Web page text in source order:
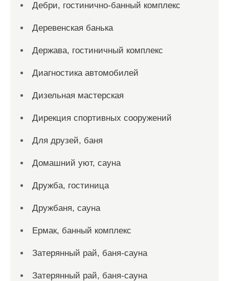
Дебри, гостинично-банный комплекс
Деревенская банька
Держава, гостиничный комплекс
Диагностика автомобилей
Дизельная мастерская
Дирекция спортивных сооружений
Для друзей, баня
Домашний уют, сауна
Дружба, гостиница
Дружбаня, сауна
Ермак, банный комплекс
Затерянный рай, баня-сауна
Затерянный рай, баня-сауна